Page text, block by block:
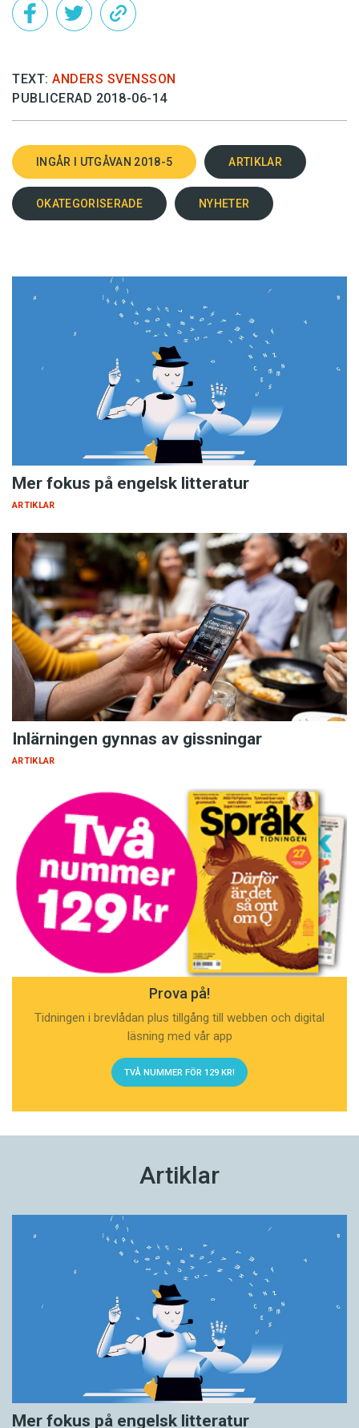
TEXT: ANDERS SVENSSON
PUBLICERAD 2018-06-14
INGÅR I UTGÅVAN 2018-5 ARTIKLAR
OKATEGORISERADE NYHETER
Mer fokus på engelsk litteratur
ARTIKLAR
Inlärningen gynnas av gissningar
ARTIKLAR
Prova på!
Tidningen i brevlådan plus tillgång till webben och digital
läsning med vår app
TVÅ NUMMER FÖR 129 KR!
Artiklar
Mer fokus på engelsk litteratur